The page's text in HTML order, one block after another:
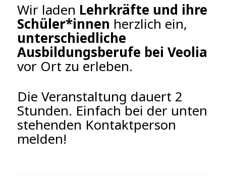
Wir laden Lehrkräfte und ihre
Schüler*innen herzlich ein,
unterschiedliche
Ausbildungsberufe bei Veolia
vor Ort zu erleben.
Die Veranstaltung dauert 2
Stunden. Einfach bei der unten
stehenden Kontaktperson
melden!